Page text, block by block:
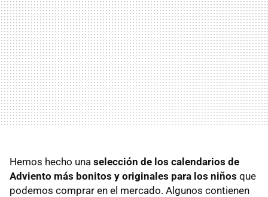
Hemos hecho una selección de los calendarios de
Adviento más bonitos y originales para los niños que
podemos comprar en el mercado. Algunos contienen